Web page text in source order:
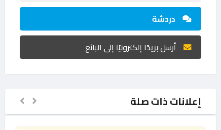
دردشة
أرسل بريدًا إلكترونيًا إلى البائع
إعلانات ذات صلة